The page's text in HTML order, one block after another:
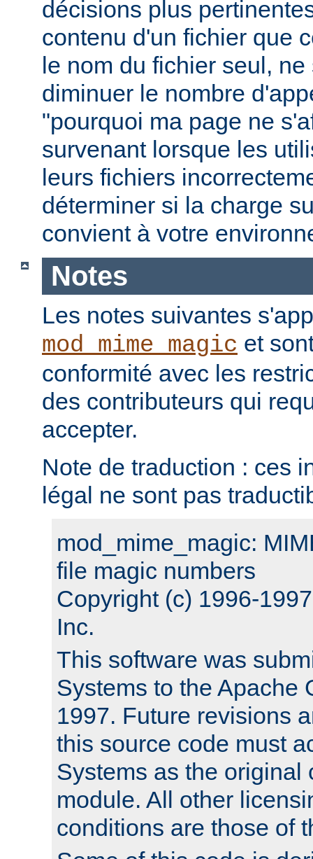
décisions plus
contenu d'un fichier que
le nom du fichier seul,
diminuer le nombre
"pourquoi ma page ne
survenant lorsque les
leurs fichiers
déterminer si la charge
convient à votre
Notes
Les notes suivantes
mod_mime_magic et
conformité avec les
des contributeurs qui
accepter.
Note de traduction : ces
légal ne sont pas
mod_mime_magic:
file magic numbers
Copyright (c) 1996-
Inc.
This software was
Systems to the Apache
1997. Future revisions
this source code must
Systems as the original
module. All other
conditions are those of